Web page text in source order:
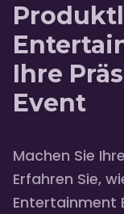
Ihre
Event
Machen Sie
Erfahren Sie,
Entertainment